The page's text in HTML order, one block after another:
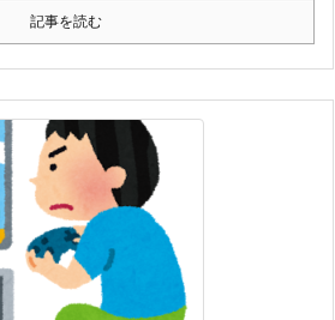
記事を読む